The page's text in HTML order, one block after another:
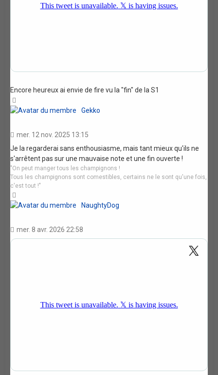
Encore heureux ai envie de fire vu la "fin" de la S1
Gekko
mer. 12 nov. 2025 13:15
Je la regarderai sans enthousiasme, mais tant mieux qu'ils ne
s'arrêtent pas sur une mauvaise note et une fin ouverte !
"On peut manger tous les champignons !
Tous les champignons sont comestibles, certains ne le sont qu'une fois,
c'est tout !"
NaughtyDog
mer. 8 avr. 2026 22:58